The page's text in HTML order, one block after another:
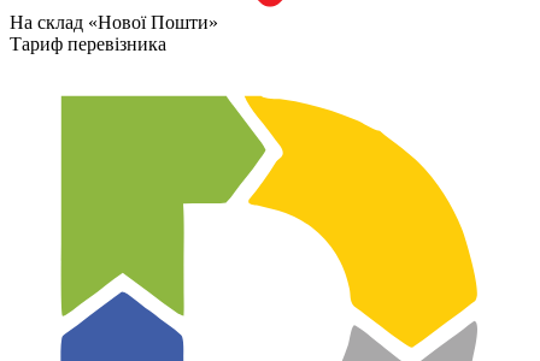
На склад «Нової Пошти»
Тариф перевізника